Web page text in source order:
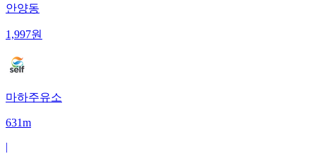
안양동
1,997원
마하주유소
631m
|